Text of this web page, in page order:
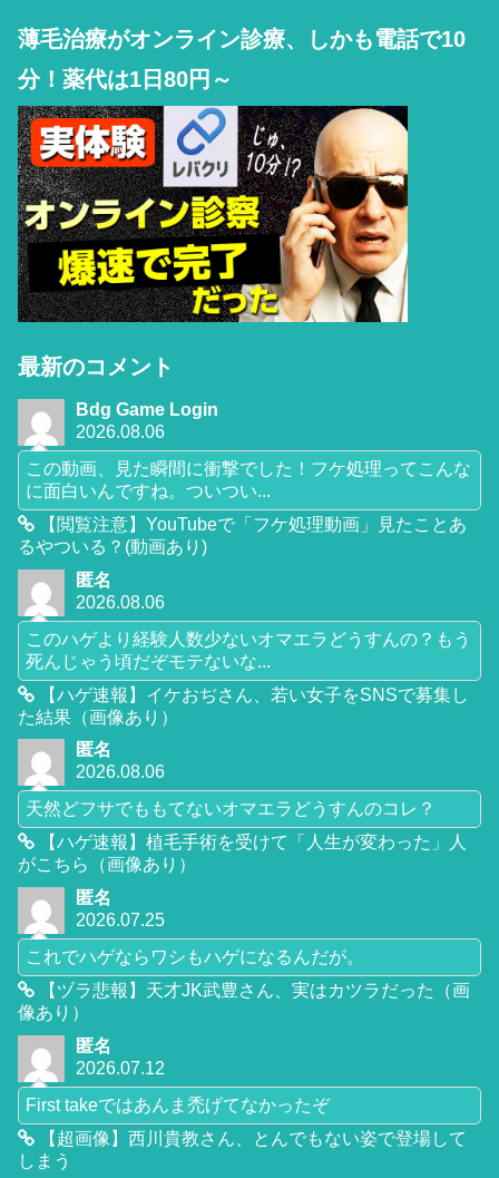
薄毛治療がオンライン診療、しかも電話で10
分！薬代は1日80円～
最新のコメント
Bdg Game Login
2026.08.06
この動画、見た瞬間に衝撃でした！フケ処理ってこんな
に面白いんですね。ついつい...
【閲覧注意】YouTubeで「フケ処理動画」見たことあ
るやついる？(動画あり)
匿名
2026.08.06
このハゲより経験人数少ないオマエラどうすんの？もう
死んじゃう頃だぞモテないな...
【ハゲ速報】イケおぢさん、若い女子をSNSで募集し
た結果（画像あり）
匿名
2026.08.06
天然どフサでももてないオマエラどうすんのコレ？
【ハゲ速報】植毛手術を受けて「人生が変わった」人
がこちら（画像あり）
匿名
2026.07.25
これでハゲならワシもハゲになるんだが。
【ヅラ悲報】天才JK武豊さん、実はカツラだった（画
像あり）
匿名
2026.07.12
First takeではあんま禿げてなかったぞ
【超画像】西川貴教さん、とんでもない姿で登場して
しまう